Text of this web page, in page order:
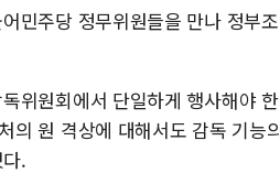
민주당 정무위원들을 만나 정부
위원회에서 단일하게 행사해야
의 원 격상에 대해서도 감독 기능
.